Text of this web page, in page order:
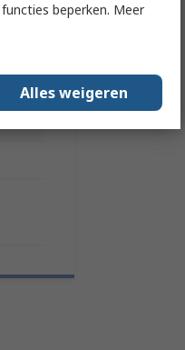
beperken. Meer
Alles weigeren